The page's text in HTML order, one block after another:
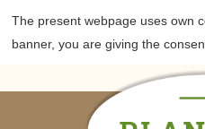
The present webpage uses own
banner, you are giving the